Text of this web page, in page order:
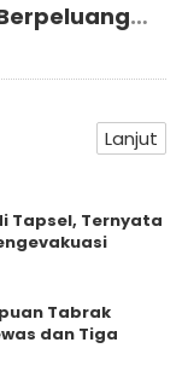
Lanjut
Tapsel, Ternyata
Tabrak
dan Tiga